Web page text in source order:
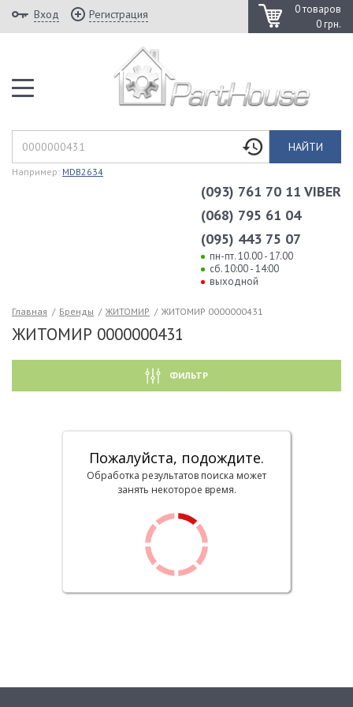
0 товаров
0 грн.
Вход Регистрация
НАЙТИ
Например: MDB2634
(093) 761 70 11 VIBER
(068) 795 61 04
(095) 443 75 07
пн-пт. 10.00 - 17.00
сб. 10:00 - 14:00
выходной
Главная / Бренды / ЖИТОМИР / ЖИТОМИР 0000000431
ЖИТОМИР 0000000431
ФИЛЬТР
Пожалуйста, подождите.
Обработка результатов поиска может
занять некоторое время.